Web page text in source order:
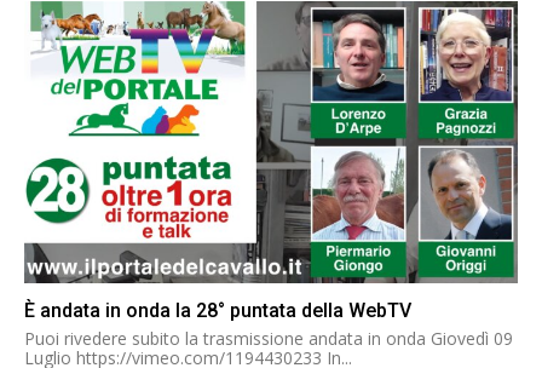
È andata in onda la 28° puntata della WebTV
Puoi rivedere subito la trasmissione andata in onda Giovedì 09
Luglio https://vimeo.com/1194430233 In...